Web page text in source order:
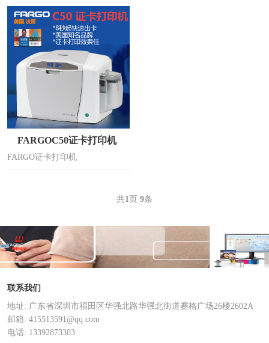
FARGOC50证卡打印机
FARGO证卡打印机
共1 页 9条
联系我们
地址: 广东省深圳市福田区华强北路华强北街道赛格广场26楼2602A
邮箱: 415513591@qq.com
电话: 13392873303